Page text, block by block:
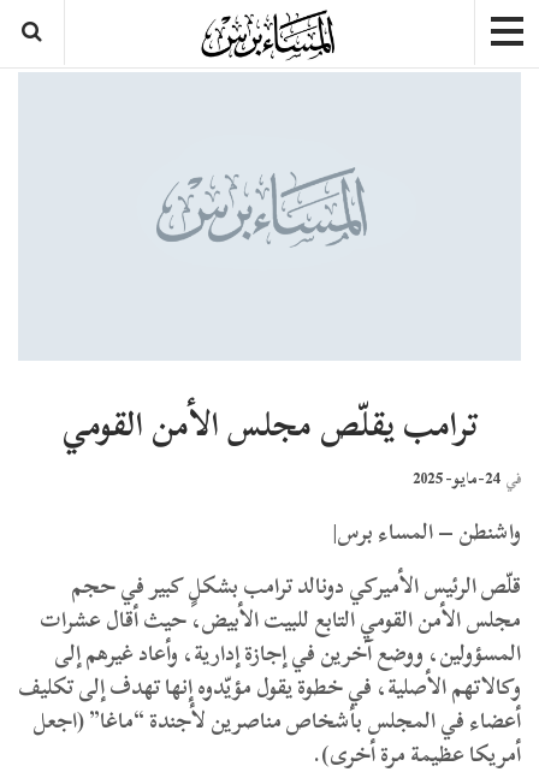
ترامب يقلّص مجلس الأمن القومي
في 24-مايو- 2025
واشنطن – المساء برس|
قلّص الرئيس الأميركي دونالد ترامب بشكلٍ كبير في حجم
مجلس الأمن القومي التابع للبيت الأبيض، حيث أقال عشرات
المسؤولين، ووضع آخرين في إجازة إدارية، وأعاد غيرهم إلى
وكالاتهم الأصلية، في خطوة يقول مؤيّدوه إنها تهدف إلى تكليف
أعضاء في المجلس بأشخاص مناصرين لأجندة “ماغا” (اجعل
أمريكا عظيمة مرة أخرى).